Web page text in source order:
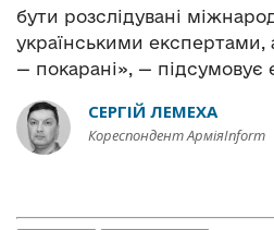
бути розслідувані
українськими експертами,
— покарані», — підсумовує
СЕРГІЙ ЛЕМЕХА
Кореспондент АрміяInform